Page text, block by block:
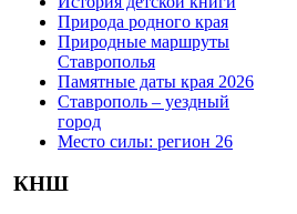
Природа родного края
Природные маршруты
Ставрополья
Памятные даты края 2026
Ставрополь – уездный
город
Место силы: регион 26
КНШ